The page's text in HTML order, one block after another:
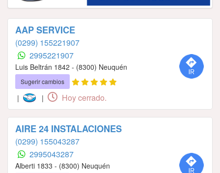
AAP SERVICE
(0299) 155221907
2995221907
Luis Beltrán 1842 - (8300) Neuquén
Sugerir cambios
| | Hoy cerrado.
AIRE 24 INSTALACIONES
(0299) 155043287
2995043287
Alberti 1833 - (8300) Neuquén